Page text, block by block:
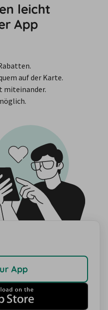
leicht
App
auf der Karte.
miteinander.
App